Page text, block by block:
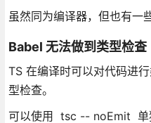
虽然同为编译器，但也有一
Babel 无法做到类型检查
TS 在编译时可以对代码进
型检查。
可以使用 tsc -- noEmit 单